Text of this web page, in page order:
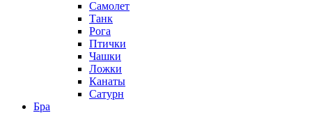
Самолет
Танк
Рога
Птички
Чашки
Ложки
Канаты
Сатурн
Бра